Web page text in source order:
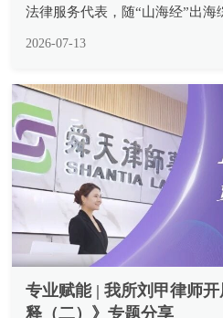
塞尔维亚，先后拜访塞尔维亚
调研在建项目6个，完成政企高
专业赋能 | 我所刘甲律师
释（二）》专题分享
/SHANTIA 7月10日下午，我所